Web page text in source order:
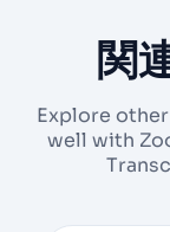
関
Explore
well with